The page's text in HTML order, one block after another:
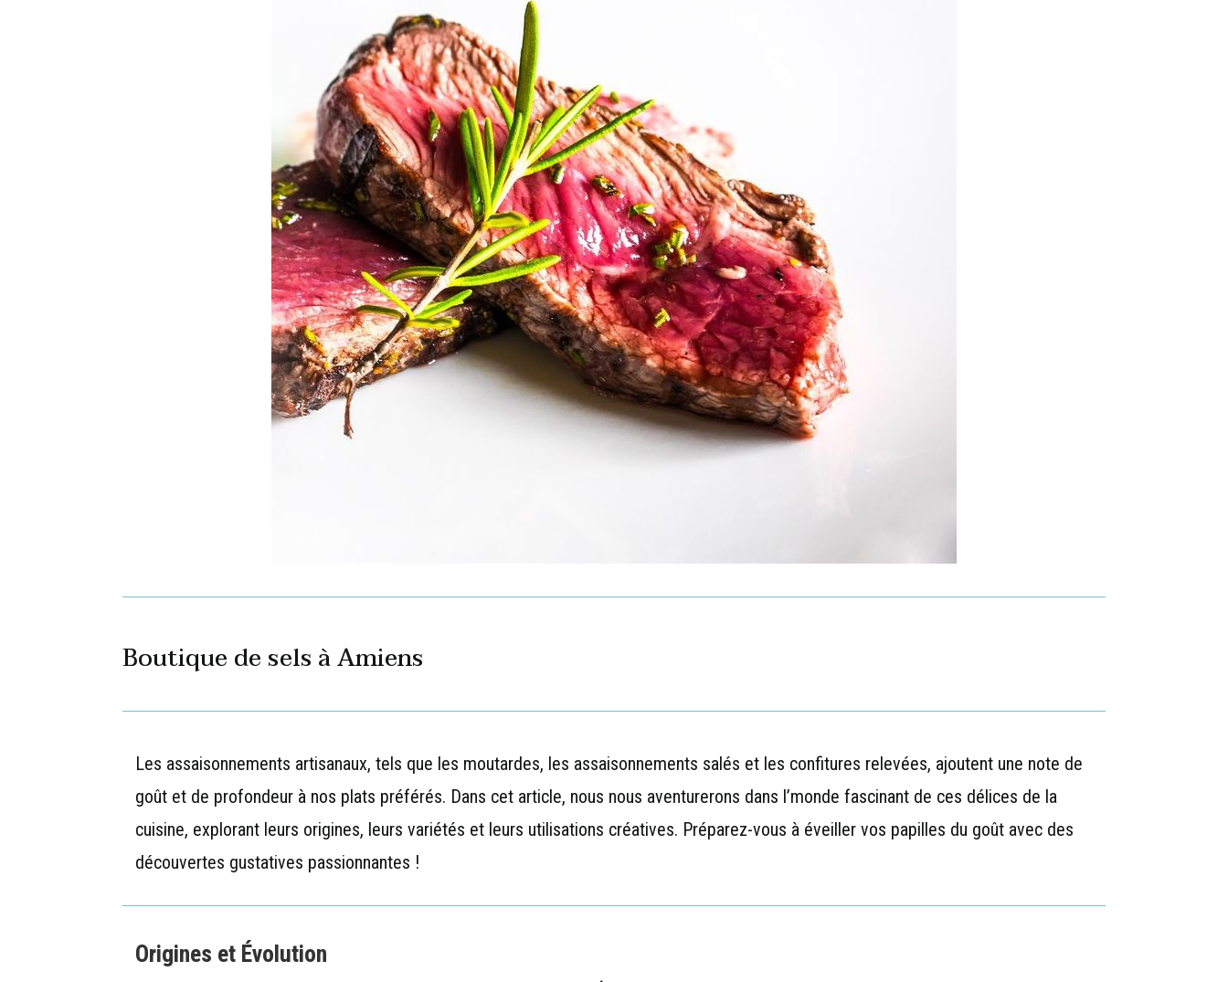
Boutique de sels à Amiens
Les assaisonnements artisanaux, tels que les moutardes, les assaisonnements salés et les confitures relevées, ajoutent une note de
goût et de profondeur à nos plats préférés. Dans cet article, nous nous aventurerons dans l’monde fascinant de ces délices de la
cuisine, explorant leurs origines, leurs variétés et leurs utilisations créatives. Préparez-vous à éveiller vos papilles du goût avec des
découvertes gustatives passionnantes !
Origines et Évolution